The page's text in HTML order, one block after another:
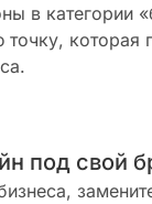
в категории
точку, которая
под свой